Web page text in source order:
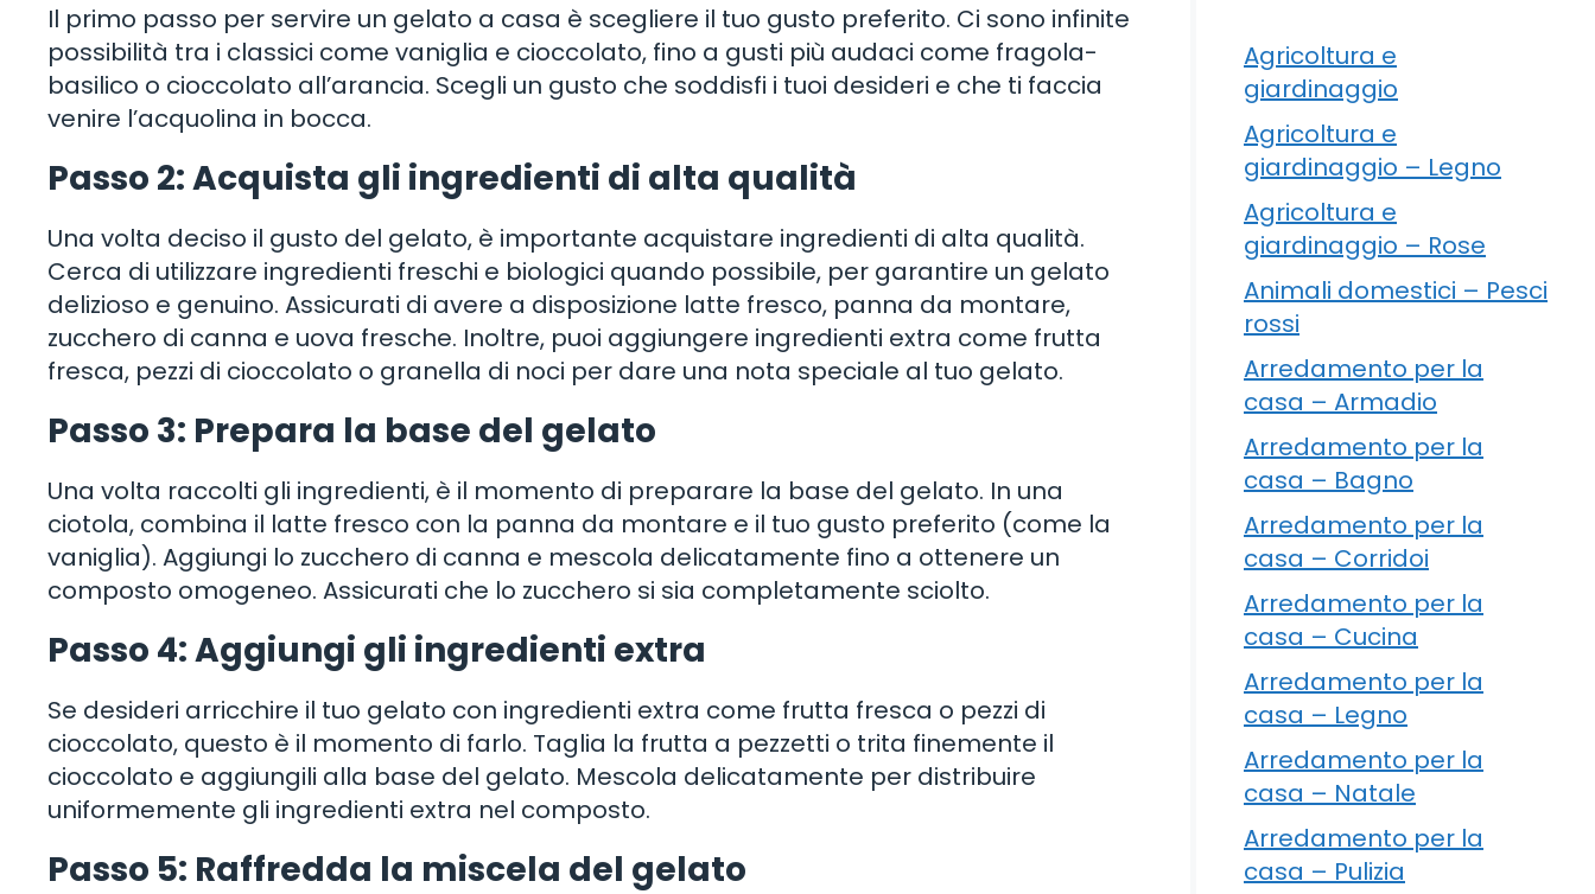
Il primo passo per servire un gelato a casa è scegliere il tuo gusto preferito. Ci sono infinite
possibilità tra i classici come vaniglia e cioccolato, fino a gusti più audaci come fragola-
basilico o cioccolato all’arancia. Scegli un gusto che soddisfi i tuoi desideri e che ti faccia
venire l’acquolina in bocca.
Passo 2: Acquista gli ingredienti di alta qualità
Una volta deciso il gusto del gelato, è importante acquistare ingredienti di alta qualità.
Cerca di utilizzare ingredienti freschi e biologici quando possibile, per garantire un gelato
delizioso e genuino. Assicurati di avere a disposizione latte fresco, panna da montare,
zucchero di canna e uova fresche. Inoltre, puoi aggiungere ingredienti extra come frutta
fresca, pezzi di cioccolato o granella di noci per dare una nota speciale al tuo gelato.
Passo 3: Prepara la base del gelato
Una volta raccolti gli ingredienti, è il momento di preparare la base del gelato. In una
ciotola, combina il latte fresco con la panna da montare e il tuo gusto preferito (come la
vaniglia). Aggiungi lo zucchero di canna e mescola delicatamente fino a ottenere un
composto omogeneo. Assicurati che lo zucchero si sia completamente sciolto.
Passo 4: Aggiungi gli ingredienti extra
Se desideri arricchire il tuo gelato con ingredienti extra come frutta fresca o pezzi di
cioccolato, questo è il momento di farlo. Taglia la frutta a pezzetti o trita finemente il
cioccolato e aggiungili alla base del gelato. Mescola delicatamente per distribuire
uniformemente gli ingredienti extra nel composto.
Passo 5: Raffredda la miscela del gelato
Agricoltura e
giardinaggio
Agricoltura e
giardinaggio – Legno
Agricoltura e
giardinaggio – Rose
Animali domestici – Pesci
rossi
Arredamento per la
casa – Armadio
Arredamento per la
casa – Bagno
Arredamento per la
casa – Corridoi
Arredamento per la
casa – Cucina
Arredamento per la
casa – Legno
Arredamento per la
casa – Natale
Arredamento per la
casa – Pulizia